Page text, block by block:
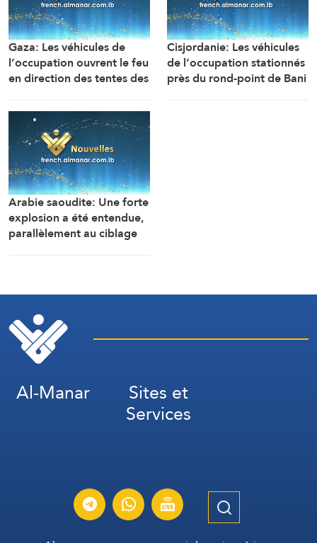
Gaza: Les véhicules de
l’occupation ouvrent le feu
en direction des tentes des
Mawasi Rafah
Cisjordanie: Les véhicules
de l’occupation stationnés
près du rond-point de Bani
Arabie saoudite: Une forte
explosion a été entendue,
parallèlement au ciblage
Al-Manar Sites et
Services